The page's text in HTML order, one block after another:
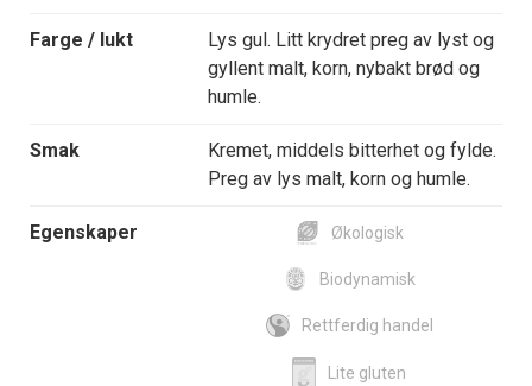
Farge / lukt
Lys gul. Litt krydret preg av lyst og
gyllent malt, korn, nybakt brød og
humle.
Smak
Kremet, middels bitterhet og fylde.
Preg av lys malt, korn og humle.
Egenskaper Økologisk
Biodynamisk
Rettferdig handel
Lite gluten